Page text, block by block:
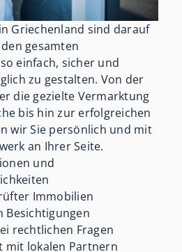
Griechenland sind darauf
gesamten
einfach, sicher und
zu gestalten. Von der
die gezielte Vermarktung
bis hin zur erfolgreichen
wir Sie persönlich und mit
an Ihrer Seite.
und
Immobilien
Besichtigungen
rechtlichen Fragen
mit lokalen Partnern